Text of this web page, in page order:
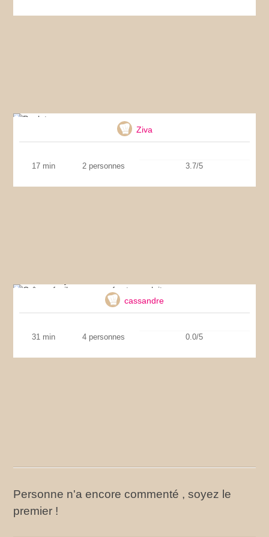
Ziva
17 min 2 personnes 3.7/5
cassandre
31 min 4 personnes 0.0/5
Personne n'a encore commenté , soyez le
premier !